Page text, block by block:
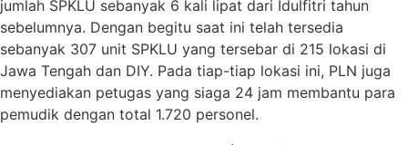
jumlah SPKLU sebanyak 6 kali lipat dari Idulfitri tahun
sebelumnya. Dengan begitu saat ini telah tersedia
sebanyak 307 unit SPKLU yang tersebar di 215 lokasi di
Jawa Tengah dan DIY. Pada tiap-tiap lokasi ini, PLN juga
menyediakan petugas yang siaga 24 jam membantu para
pemudik dengan total 1.720 personel.